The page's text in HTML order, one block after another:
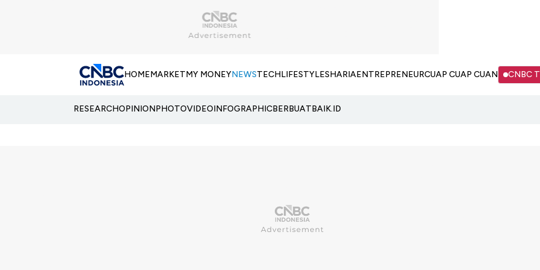
HOMEMARKETMY MONEYNEWSTECHLIFESTYLESHARIAENTREPRENEURCUAP CUAP CUAN CNBC
RESEARCHOPINIONPHOTOVIDEOINFOGRAPHICBERBUATBAIK.ID